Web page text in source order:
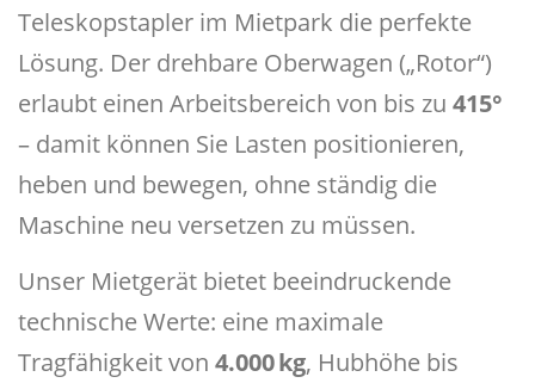
Teleskopstapler im Mietpark die perfekte
Lösung. Der drehbare Oberwagen („Rotor“)
erlaubt einen Arbeitsbereich von bis zu 415°
– damit können Sie Lasten positionieren,
heben und bewegen, ohne ständig die
Maschine neu versetzen zu müssen.
Unser Mietgerät bietet beeindruckende
technische Werte: eine maximale
Tragfähigkeit von 4.000 kg, Hubhöhe bis